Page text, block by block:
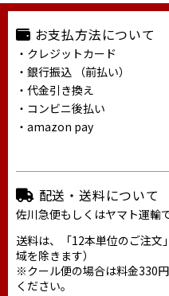
お支払方法について
・クレジットカード
・銀行振込 （前払い）
・代金引き換え
・コンビニ後払い
・amazon pay
配送・送料について
佐川急便もしくはヤマト運輸
送料は、「12本単位のご注文
域を除きます）
※クール便の場合は料金330
ください。